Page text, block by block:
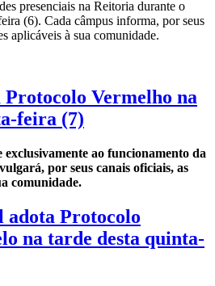
presenciais na Reitoria durante o
(6). Cada câmpus informa, por seus
aplicáveis à sua comunidade.
Vermelho na
feira (7)
exclusivamente ao funcionamento da
por seus canais oficiais, as
comunidade.
Protocolo
na tarde desta quinta-